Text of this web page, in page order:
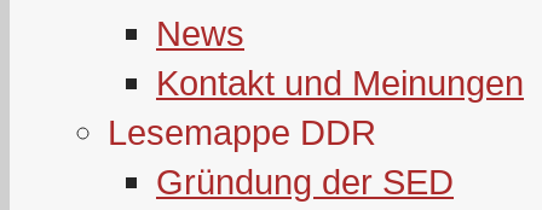
News
Kontakt und Meinungen
Lesemappe DDR
Gründung der SED